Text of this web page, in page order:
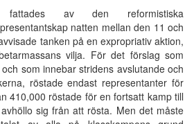
av den reformistiska
natten mellan den 11 och
tanken på en expropriativ aktion,
vilja. För det förslag som
som innebar stridens avslutande och
röstade endast representanter för
410,000 röstade för en fortsatt kamp till
sig från att rösta. Men det måste